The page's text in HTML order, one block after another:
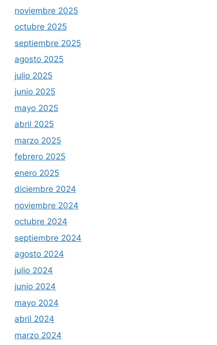
noviembre 2025
octubre 2025
septiembre 2025
agosto 2025
julio 2025
junio 2025
mayo 2025
abril 2025
marzo 2025
febrero 2025
enero 2025
diciembre 2024
noviembre 2024
octubre 2024
septiembre 2024
agosto 2024
julio 2024
junio 2024
mayo 2024
abril 2024
marzo 2024